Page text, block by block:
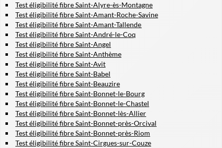
Test éligibilité fibre Saint-Alyre-ès-Montagne
Test éligibilité fibre Saint-Amant-Roche-Savine
Test éligibilité fibre Saint-Amant-Tallende
Test éligibilité fibre Saint-André-le-Coq
Test éligibilité fibre Saint-Angel
Test éligibilité fibre Saint-Anthème
Test éligibilité fibre Saint-Avit
Test éligibilité fibre Saint-Babel
Test éligibilité fibre Saint-Beauzire
Test éligibilité fibre Saint-Bonnet-le-Bourg
Test éligibilité fibre Saint-Bonnet-le-Chastel
Test éligibilité fibre Saint-Bonnet-lès-Allier
Test éligibilité fibre Saint-Bonnet-près-Orcival
Test éligibilité fibre Saint-Bonnet-près-Riom
Test éligibilité fibre Saint-Cirgues-sur-Couze